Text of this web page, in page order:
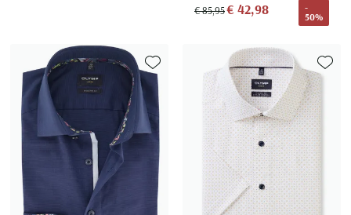
€ 85,95€ 42,98
-
50%
Toevoegen aan favorieten